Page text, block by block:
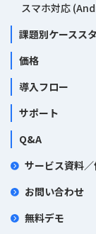
スマホ対応
課題別ケースス
価格
導入フロー
サポート
Q&A
サービス資料
お問い合わせ
無料デモ